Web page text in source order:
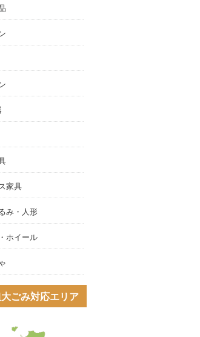
家具
み・人形
ホイール
ごみ対応エリア